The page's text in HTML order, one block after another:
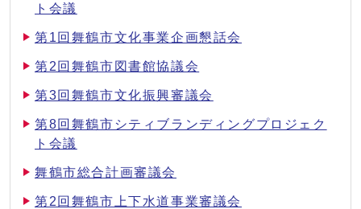
ト会議
第1回舞鶴市文化事業企画懇話会
第2回舞鶴市図書館協議会
第3回舞鶴市文化振興審議会
第8回舞鶴市シティブランディングプロジェク
ト会議
舞鶴市総合計画審議会
第2回舞鶴市上下水道事業審議会